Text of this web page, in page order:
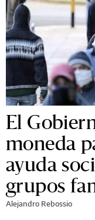
El
moneda
ayuda
grupos
Alejandro Rebossio